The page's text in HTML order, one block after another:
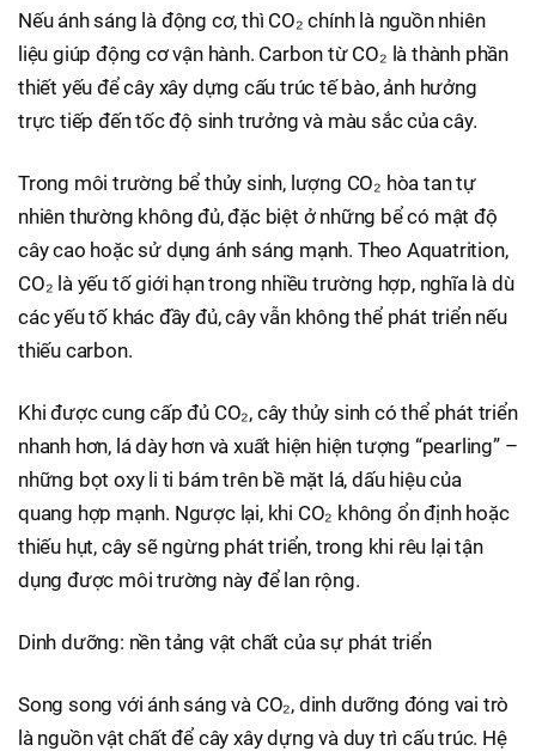
Nếu ánh sáng là động cơ, thì CO₂ chính là nguồn nhiên
liệu giúp động cơ vận hành. Carbon từ CO₂ là thành phần
thiết yếu để cây xây dựng cấu trúc tế bào, ảnh hưởng
trực tiếp đến tốc độ sinh trưởng và màu sắc của cây.
Trong môi trường bể thủy sinh, lượng CO₂ hòa tan tự
nhiên thường không đủ, đặc biệt ở những bể có mật độ
cây cao hoặc sử dụng ánh sáng mạnh. Theo Aquatrition,
CO₂ là yếu tố giới hạn trong nhiều trường hợp, nghĩa là dù
các yếu tố khác đầy đủ, cây vẫn không thể phát triển nếu
thiếu carbon.
Khi được cung cấp đủ CO₂, cây thủy sinh có thể phát triển
nhanh hơn, lá dày hơn và xuất hiện hiện tượng “pearling” –
những bọt oxy li ti bám trên bề mặt lá, dấu hiệu của
quang hợp mạnh. Ngược lại, khi CO₂ không ổn định hoặc
thiếu hụt, cây sẽ ngừng phát triển, trong khi rêu lại tận
dụng được môi trường này để lan rộng.
Dinh dưỡng: nền tảng vật chất của sự phát triển
Song song với ánh sáng và CO₂, dinh dưỡng đóng vai trò
là nguồn vật chất để cây xây dựng và duy trì cấu trúc. Hệ